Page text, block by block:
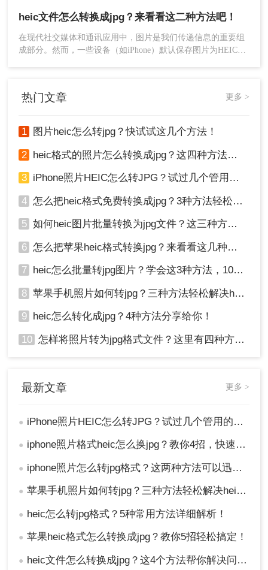
在保存窗口中将文件类型改为JPG，选择保存
注意事项
项，说明HEIC解码器还没装好，按前置准备步
很多人忽略了一点：装了HEIF Image
Extensions之后，还需要安装"HEVC Video
Extensions"才能正常显示部分HEIC缩略图。
不过如果只是转格式，只装HEIF扩展一般就够
用"画图"另存为JPG后，记得检查一下文件大
小是否合理——如果只有几KB，说明解码失
转换前不要直接用"保存"覆盖原文件，一定要
用"另存为"生成新文件，保留HEIC原图
适用场景提示：只需要转换几张照片、电脑是
Windows系统、不想装任何第三方软件的用户，用
系统自带工具最省事。
通过浏览器打开在线格式转换网站，上传HEIC文
不需要安装任何软件，打开网页就能操作。推荐使
用转转大师在线工具（在线版支持图片格式转
换），操作简单，响应也比较快。
优点：
零安装，任何能上网的设备都能用，临时用一
大多数在线工具界面直观，几步就能完成
适合应急转换，比如在别人的电脑上临时处理
地使用。那么，heic怎样转jpg呢？下面将为大家介绍三种简单
的方法。
heic文件怎么转换成jpg？来看看这二种方法吧！
在现代社交媒体和通讯应用中，图片是我们传递信息的重要组
成部分。然而，一些设备（如iPhone）默认保存图片为HEIC格
的推荐。
热门文章 更多 >
1 图片heic怎么转jpg？快试试这几个方法！
2 heic格式的照片怎么转换成jpg？这四种方法快速转换格式！
3 iPhone照片HEIC怎么转JPG？试过几个管用的方法！
4 怎么把heic格式免费转换成jpg？3种方法轻松解决，原来这么简单！
5 如何heic图片批量转换为jpg文件？这三种方法快速转换格式！
6 怎么把苹果heic格式转换jpg？来看看这几种方法吧！
7 heic怎么批量转jpg图片？学会这3种方法，10秒转换上百张图片。
8 苹果手机照片如何转jpg？三种方法轻松解决heic图片转换！
9 heic怎么转化成jpg？4种方法分享给你！
10 怎样将照片转为jpg格式文件？这里有四种方法！
最新文章 更多 >
● iPhone照片HEIC怎么转JPG？试过几个管用的方法！
● iphone照片格式heic怎么换jpg？教你4招，快速转换！
● iphone照片怎么转jpg格式？这两种方法可以迅速转换！
● 苹果手机照片如何转jpg？三种方法轻松解决heic图片转换！
● heic怎么转jpg格式？5种常用方法详细解析！
● 苹果heic格式怎么转换成jpg？教你5招轻松搞定！
● heic文件怎么转换成jpg？这4个方法帮你解决问题！